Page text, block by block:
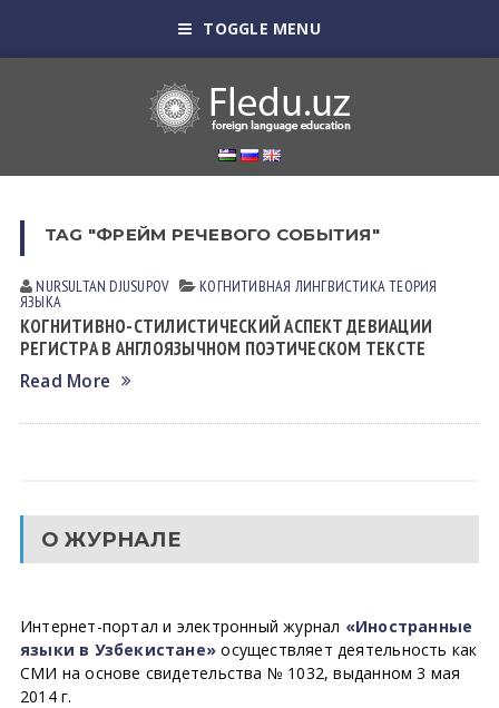
TOGGLE MENU
TAG "ФРЕЙМ РЕЧЕВОГО СОБЫТИЯ"
NURSULTAN DJUSUPOV КОГНИТИВНАЯ ЛИНГВИСТИКАТЕОРИЯ
ЯЗЫКА
КОГНИТИВНО-СТИЛИСТИЧЕСКИЙ АСПЕКТ ДЕВИАЦИИ
РЕГИСТРА В АНГЛОЯЗЫЧНОМ ПОЭТИЧЕСКОМ ТЕКСТЕ
Read More
О ЖУРНАЛЕ
Интернет-портал и электронный журнал «Иностранные
языки в Узбекистане» осуществляет деятельность как
СМИ на основе свидетельства № 1032, выданном 3 мая
2014 г.